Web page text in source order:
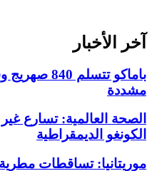
آخر الأخبار
باماكو
مشددة
الصحة العالمية: تسارع
الكونغو الديمقراطية